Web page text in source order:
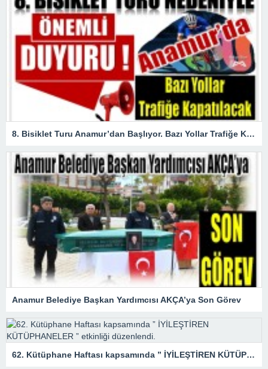
8. Bisiklet Turu Anamur’dan Başlıyor. Bazı Yollar Trafiğe Kapatılacak
Anamur Belediye Başkan Yardımcısı AKÇA’ya Son Görev
62. Kütüphane Haftası kapsamında ” İYİLEŞTİREN KÜTÜPHANELER ” etkinliği düzenlendi.